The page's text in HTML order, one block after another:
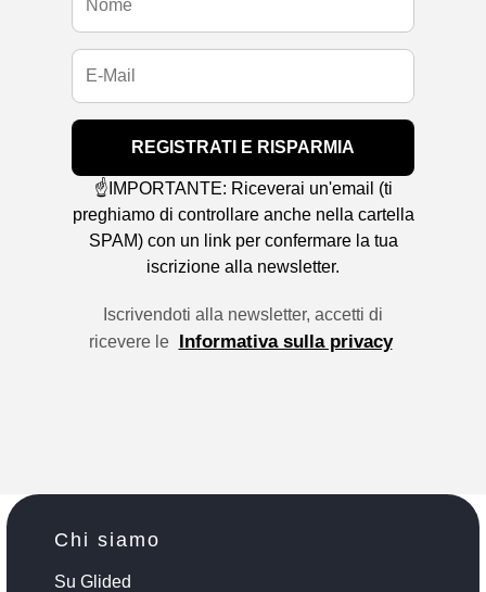
REGISTRATI E RISPARMIA
☝️IMPORTANTE: Riceverai un'email (ti
preghiamo di controllare anche nella cartella
SPAM) con un link per confermare la tua
iscrizione alla newsletter.
Iscrivendoti alla newsletter, accetti di
ricevere le Informativa sulla privacy
Chi siamo
Su Glided